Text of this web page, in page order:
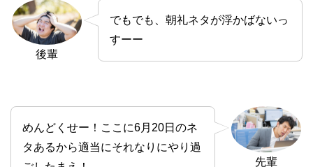
後輩
でもでも、朝礼ネタが浮かばないっ
すーー
先輩
めんどくせー！ここに6月20日のネ
タあるから適当にそれなりにやり過